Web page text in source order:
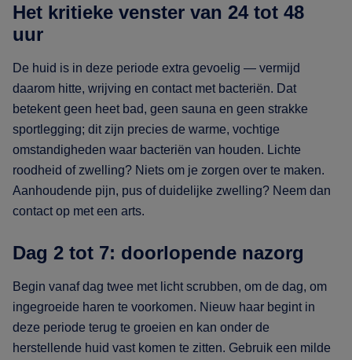
Het kritieke venster van 24 tot 48
uur
De huid is in deze periode extra gevoelig — vermijd
daarom hitte, wrijving en contact met bacteriën. Dat
betekent geen heet bad, geen sauna en geen strakke
sportlegging; dit zijn precies de warme, vochtige
omstandigheden waar bacteriën van houden. Lichte
roodheid of zwelling? Niets om je zorgen over te maken.
Aanhoudende pijn, pus of duidelijke zwelling? Neem dan
contact op met een arts.
Dag 2 tot 7: doorlopende nazorg
Begin vanaf dag twee met licht scrubben, om de dag, om
ingegroeide haren te voorkomen. Nieuw haar begint in
deze periode terug te groeien en kan onder de
herstellende huid vast komen te zitten. Gebruik een milde